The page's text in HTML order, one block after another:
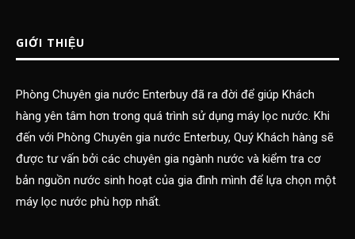
GIỚI THIỆU
Phòng Chuyên gia nước Enterbuy đã ra đời để giúp Khách
hàng yên tâm hơn trong quá trình sử dụng máy lọc nước. Khi
đến với Phòng Chuyên gia nước Enterbuy, Quý Khách hàng sẽ
được tư vấn bởi các chuyên gia ngành nước và kiểm tra cơ
bản nguồn nước sinh hoạt của gia đình mình để lựa chọn một
máy lọc nước phù hợp nhất.